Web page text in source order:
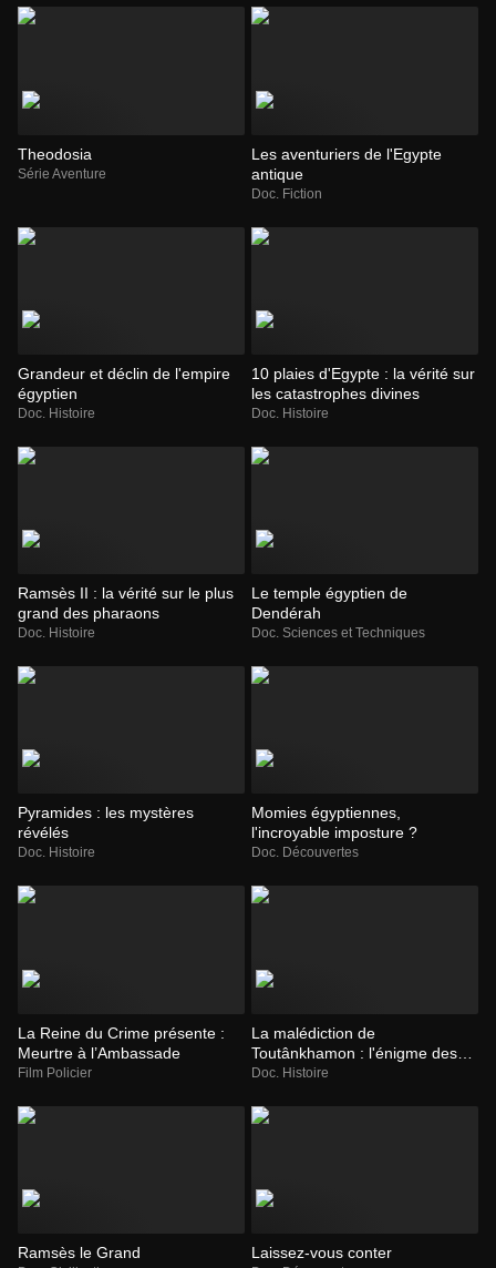
Theodosia
Série Aventure
Les aventuriers de l'Egypte
antique
Doc. Fiction
Grandeur et déclin de l'empire
égyptien
Doc. Histoire
10 plaies d'Egypte : la vérité sur
les catastrophes divines
Doc. Histoire
Ramsès II : la vérité sur le plus
grand des pharaons
Doc. Histoire
Le temple égyptien de
Dendérah
Doc. Sciences et Techniques
Pyramides : les mystères
révélés
Doc. Histoire
Momies égyptiennes,
l'incroyable imposture ?
Doc. Découvertes
La Reine du Crime présente :
Meurtre à l’Ambassade
Film Policier
La malédiction de
Toutânkhamon : l'énigme des
morts suspectes
Doc. Histoire
Ramsès le Grand Laissez-vous conter